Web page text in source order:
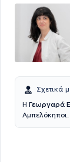
κατάρτιση
Σχετικά
Η Γεωργαρά
Αμπελόκηποι.